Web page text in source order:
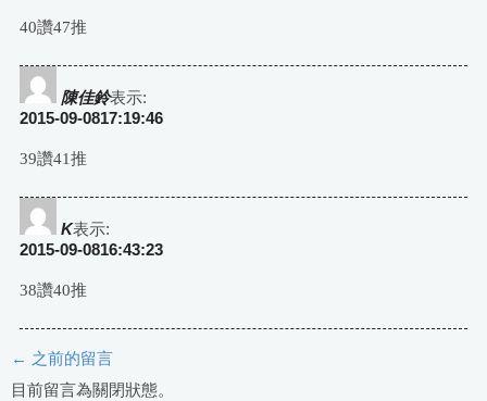
40讚47推
陳佳鈴表示:
2015-09-0817:19:46
39讚41推
K表示:
2015-09-0816:43:23
38讚40推
評
← 之前的留言
目前留言為關閉狀態。